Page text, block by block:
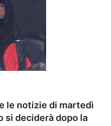
le notizie di martedì
si deciderà dopo la